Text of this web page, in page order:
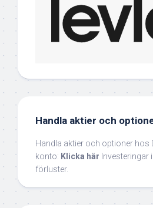
Handla aktier och
Handla aktier och optioner hos
konto: Klicka här
förluster.